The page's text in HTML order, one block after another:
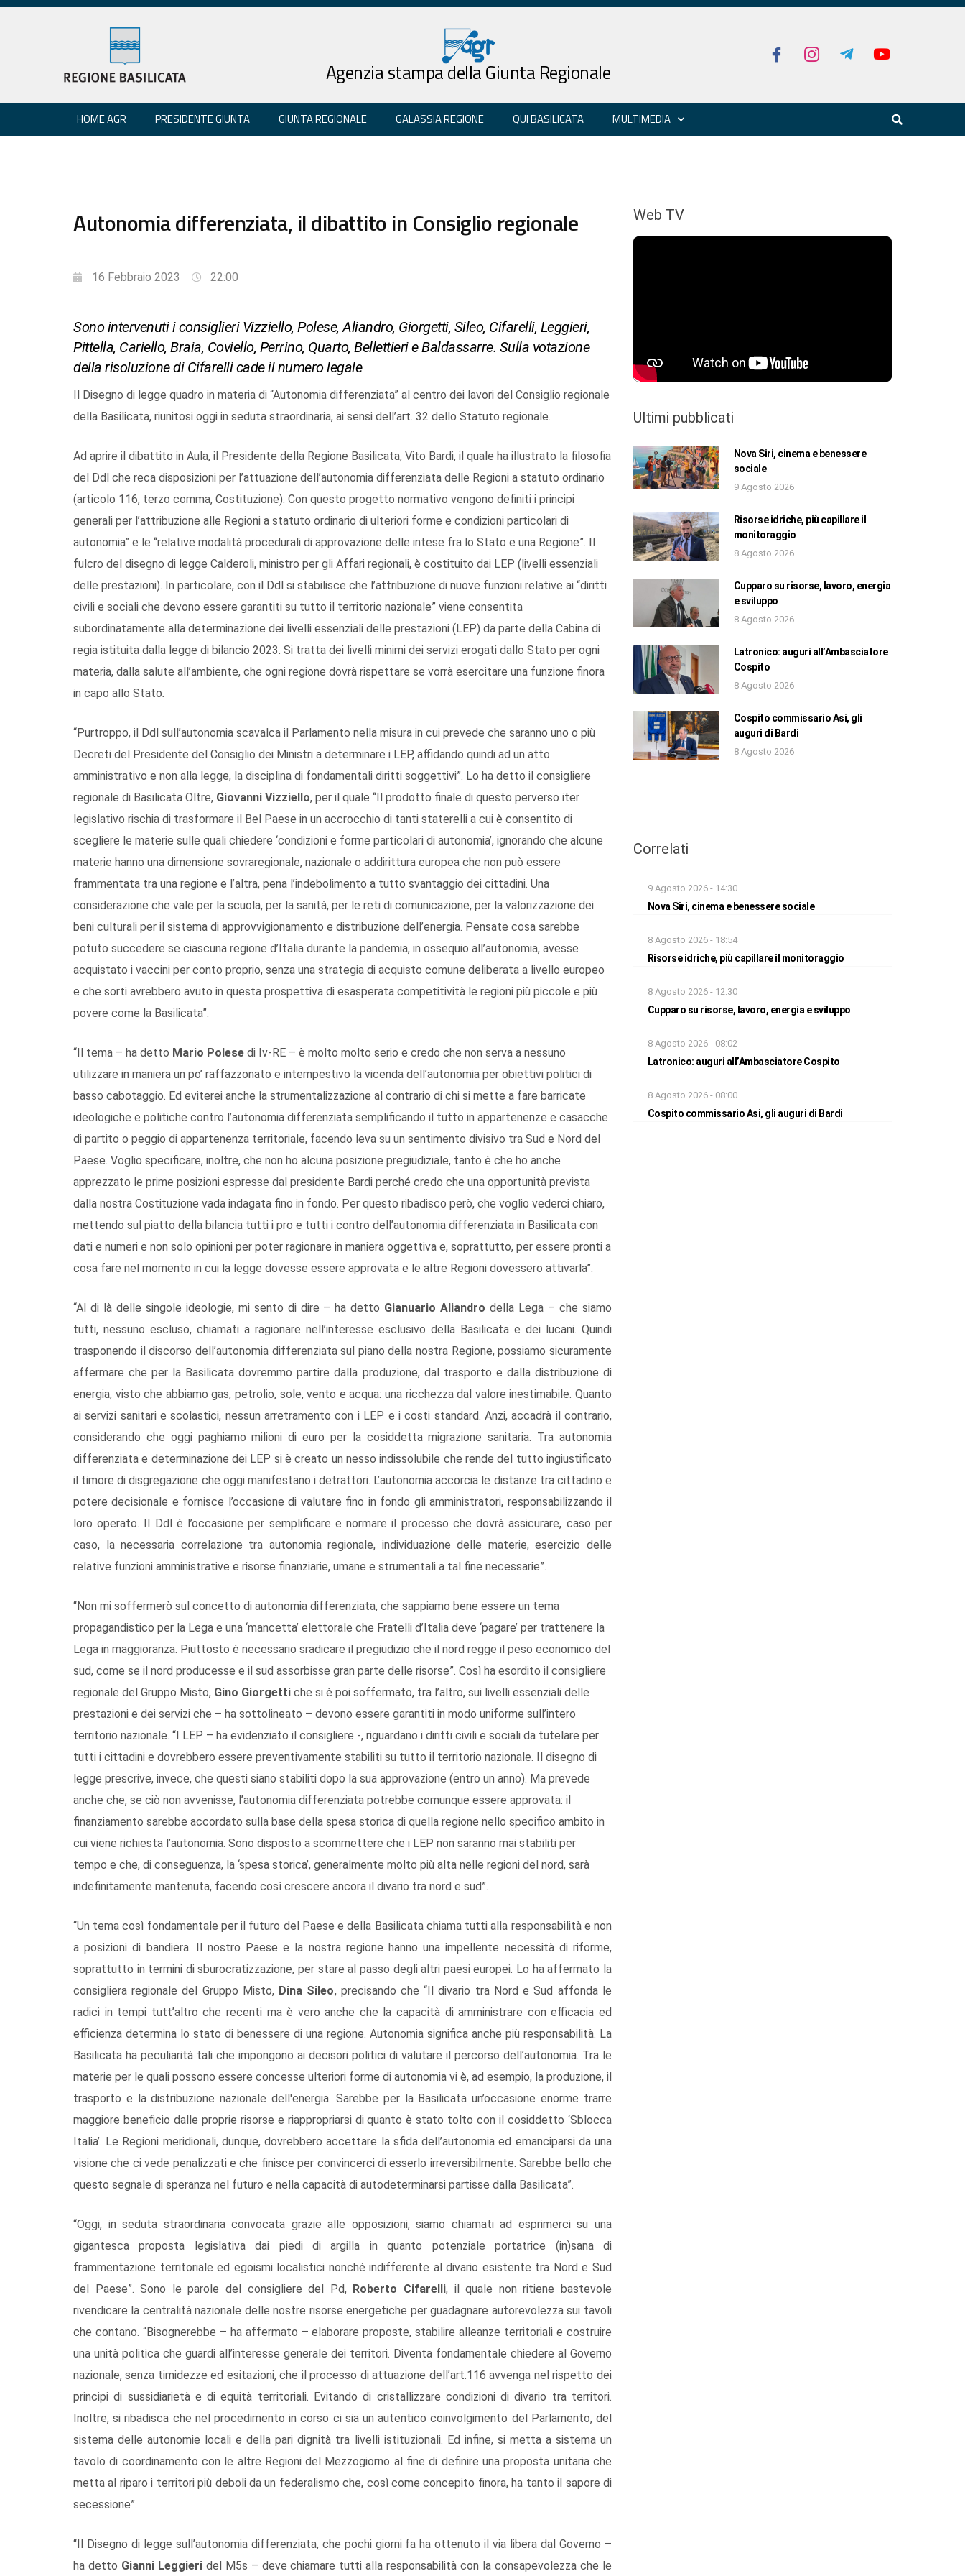
Agenzia stampa della Giunta Regionale
HOME AGR PRESIDENTE GIUNTA GIUNTA REGIONALE GALASSIA REGIONE QUI BASILICATA MULTIMEDIA
Autonomia differenziata, il dibattito in Consiglio regionale
16 Febbraio 2023 22:00
Sono intervenuti i consiglieri Vizziello, Polese, Aliandro, Giorgetti, Sileo, Cifarelli, Leggieri,
Pittella, Cariello, Braia, Coviello, Perrino, Quarto, Bellettieri e Baldassarre. Sulla votazione
della risoluzione di Cifarelli cade il numero legale
Il Disegno di legge quadro in materia di “Autonomia differenziata” al centro dei lavori del Consiglio regionale
della Basilicata, riunitosi oggi in seduta straordinaria, ai sensi dell’art. 32 dello Statuto regionale.
Ad aprire il dibattito in Aula, il Presidente della Regione Basilicata, Vito Bardi, il quale ha illustrato la filosofia
del Ddl che reca disposizioni per l’attuazione dell’autonomia differenziata delle Regioni a statuto ordinario
(articolo 116, terzo comma, Costituzione). Con questo progetto normativo vengono definiti i principi
generali per l’attribuzione alle Regioni a statuto ordinario di ulteriori forme e condizioni particolari di
autonomia” e le “relative modalità procedurali di approvazione delle intese fra lo Stato e una Regione”. Il
fulcro del disegno di legge Calderoli, ministro per gli Affari regionali, è costituito dai LEP (livelli essenziali
delle prestazioni). In particolare, con il Ddl si stabilisce che l’attribuzione di nuove funzioni relative ai “diritti
civili e sociali che devono essere garantiti su tutto il territorio nazionale” viene consentita
subordinatamente alla determinazione dei livelli essenziali delle prestazioni (LEP) da parte della Cabina di
regia istituita dalla legge di bilancio 2023. Si tratta dei livelli minimi dei servizi erogati dallo Stato per ogni
materia, dalla salute all’ambiente, che ogni regione dovrà rispettare se vorrà esercitare una funzione finora
in capo allo Stato.
“Purtroppo, il Ddl sull’autonomia scavalca il Parlamento nella misura in cui prevede che saranno uno o più
Decreti del Presidente del Consiglio dei Ministri a determinare i LEP, affidando quindi ad un atto
amministrativo e non alla legge, la disciplina di fondamentali diritti soggettivi”. Lo ha detto il consigliere
regionale di Basilicata Oltre, Giovanni Vizziello, per il quale “Il prodotto finale di questo perverso iter
legislativo rischia di trasformare il Bel Paese in un accrocchio di tanti staterelli a cui è consentito di
scegliere le materie sulle quali chiedere ‘condizioni e forme particolari di autonomia’, ignorando che alcune
materie hanno una dimensione sovraregionale, nazionale o addirittura europea che non può essere
frammentata tra una regione e l’altra, pena l’indebolimento a tutto svantaggio dei cittadini. Una
considerazione che vale per la scuola, per la sanità, per le reti di comunicazione, per la valorizzazione dei
beni culturali per il sistema di approvvigionamento e distribuzione dell’energia. Pensate cosa sarebbe
potuto succedere se ciascuna regione d’Italia durante la pandemia, in ossequio all’autonomia, avesse
acquistato i vaccini per conto proprio, senza una strategia di acquisto comune deliberata a livello europeo
e che sorti avrebbero avuto in questa prospettiva di esasperata competitività le regioni più piccole e più
povere come la Basilicata”.
“Il tema – ha detto Mario Polese di Iv-RE – è molto molto serio e credo che non serva a nessuno
utilizzare in maniera un po’ raffazzonato e intempestivo la vicenda dell’autonomia per obiettivi politici di
basso cabotaggio. Ed eviterei anche la strumentalizzazione al contrario di chi si mette a fare barricate
ideologiche e politiche contro l’autonomia differenziata semplificando il tutto in appartenenze e casacche
di partito o peggio di appartenenza territoriale, facendo leva su un sentimento divisivo tra Sud e Nord del
Paese. Voglio specificare, inoltre, che non ho alcuna posizione pregiudiziale, tanto è che ho anche
apprezzato le prime posizioni espresse dal presidente Bardi perché credo che una opportunità prevista
dalla nostra Costituzione vada indagata fino in fondo. Per questo ribadisco però, che voglio vederci chiaro,
mettendo sul piatto della bilancia tutti i pro e tutti i contro dell’autonomia differenziata in Basilicata con
dati e numeri e non solo opinioni per poter ragionare in maniera oggettiva e, soprattutto, per essere pronti a
cosa fare nel momento in cui la legge dovesse essere approvata e le altre Regioni dovessero attivarla”.
“Al di là delle singole ideologie, mi sento di dire – ha detto Gianuario Aliandro della Lega – che siamo
tutti, nessuno escluso, chiamati a ragionare nell’interesse esclusivo della Basilicata e dei lucani. Quindi
trasponendo il discorso dell’autonomia differenziata sul piano della nostra Regione, possiamo sicuramente
affermare che per la Basilicata dovremmo partire dalla produzione, dal trasporto e dalla distribuzione di
energia, visto che abbiamo gas, petrolio, sole, vento e acqua: una ricchezza dal valore inestimabile. Quanto
ai servizi sanitari e scolastici, nessun arretramento con i LEP e i costi standard. Anzi, accadrà il contrario,
considerando che oggi paghiamo milioni di euro per la cosiddetta migrazione sanitaria. Tra autonomia
differenziata e determinazione dei LEP si è creato un nesso indissolubile che rende del tutto ingiustificato
il timore di disgregazione che oggi manifestano i detrattori. L’autonomia accorcia le distanze tra cittadino e
potere decisionale e fornisce l’occasione di valutare fino in fondo gli amministratori, responsabilizzando il
loro operato. Il Ddl è l’occasione per semplificare e normare il processo che dovrà assicurare, caso per
caso, la necessaria correlazione tra autonomia regionale, individuazione delle materie, esercizio delle
relative funzioni amministrative e risorse finanziarie, umane e strumentali a tal fine necessarie”.
“Non mi soffermerò sul concetto di autonomia differenziata, che sappiamo bene essere un tema
propagandistico per la Lega e una ‘mancetta’ elettorale che Fratelli d’Italia deve ‘pagare’ per trattenere la
Lega in maggioranza. Piuttosto è necessario sradicare il pregiudizio che il nord regge il peso economico del
sud, come se il nord producesse e il sud assorbisse gran parte delle risorse”. Così ha esordito il consigliere
regionale del Gruppo Misto, Gino Giorgetti che si è poi soffermato, tra l’altro, sui livelli essenziali delle
prestazioni e dei servizi che – ha sottolineato – devono essere garantiti in modo uniforme sull’intero
territorio nazionale. “I LEP – ha evidenziato il consigliere -, riguardano i diritti civili e sociali da tutelare per
tutti i cittadini e dovrebbero essere preventivamente stabiliti su tutto il territorio nazionale. Il disegno di
legge prescrive, invece, che questi siano stabiliti dopo la sua approvazione (entro un anno). Ma prevede
anche che, se ciò non avvenisse, l’autonomia differenziata potrebbe comunque essere approvata: il
finanziamento sarebbe accordato sulla base della spesa storica di quella regione nello specifico ambito in
cui viene richiesta l’autonomia. Sono disposto a scommettere che i LEP non saranno mai stabiliti per
tempo e che, di conseguenza, la ‘spesa storica’, generalmente molto più alta nelle regioni del nord, sarà
indefinitamente mantenuta, facendo così crescere ancora il divario tra nord e sud”.
“Un tema così fondamentale per il futuro del Paese e della Basilicata chiama tutti alla responsabilità e non
a posizioni di bandiera. Il nostro Paese e la nostra regione hanno una impellente necessità di riforme,
soprattutto in termini di sburocratizzazione, per stare al passo degli altri paesi europei. Lo ha affermato la
consigliera regionale del Gruppo Misto, Dina Sileo, precisando che “Il divario tra Nord e Sud affonda le
radici in tempi tutt’altro che recenti ma è vero anche che la capacità di amministrare con efficacia ed
efficienza determina lo stato di benessere di una regione. Autonomia significa anche più responsabilità. La
Basilicata ha peculiarità tali che impongono ai decisori politici di valutare il percorso dell’autonomia. Tra le
materie per le quali possono essere concesse ulteriori forme di autonomia vi è, ad esempio, la produzione, il
trasporto e la distribuzione nazionale dell'energia. Sarebbe per la Basilicata un’occasione enorme trarre
maggiore beneficio dalle proprie risorse e riappropriarsi di quanto è stato tolto con il cosiddetto ‘Sblocca
Italia’. Le Regioni meridionali, dunque, dovrebbero accettare la sfida dell’autonomia ed emanciparsi da una
visione che ci vede penalizzati e che finisce per convincerci di esserlo irreversibilmente. Sarebbe bello che
questo segnale di speranza nel futuro e nella capacità di autodeterminarsi partisse dalla Basilicata”.
“Oggi, in seduta straordinaria convocata grazie alle opposizioni, siamo chiamati ad esprimerci su una
gigantesca proposta legislativa dai piedi di argilla in quanto potenziale portatrice (in)sana di
frammentazione territoriale ed egoismi localistici nonché indifferente al divario esistente tra Nord e Sud
del Paese”. Sono le parole del consigliere del Pd, Roberto Cifarelli, il quale non ritiene bastevole
rivendicare la centralità nazionale delle nostre risorse energetiche per guadagnare autorevolezza sui tavoli
che contano. “Bisognerebbe – ha affermato – elaborare proposte, stabilire alleanze territoriali e costruire
una unità politica che guardi all’interesse generale dei territori. Diventa fondamentale chiedere al Governo
nazionale, senza timidezze ed esitazioni, che il processo di attuazione dell’art.116 avvenga nel rispetto dei
principi di sussidiarietà e di equità territoriali. Evitando di cristallizzare condizioni di divario tra territori.
Inoltre, si ribadisca che nel procedimento in corso ci sia un autentico coinvolgimento del Parlamento, del
sistema delle autonomie locali e della pari dignità tra livelli istituzionali. Ed infine, si metta a sistema un
tavolo di coordinamento con le altre Regioni del Mezzogiorno al fine di definire una proposta unitaria che
metta al riparo i territori più deboli da un federalismo che, così come concepito finora, ha tanto il sapore di
secessione”.
“Il Disegno di legge sull’autonomia differenziata, che pochi giorni fa ha ottenuto il via libera dal Governo –
ha detto Gianni Leggieridel M5s – deve chiamare tutti alla responsabilità con la consapevolezza che le
Web TV
Ultimi pubblicati
Nova Siri, cinema e benessere
sociale
9 Agosto 2026
Risorse idriche, più capillare il
monitoraggio
8 Agosto 2026
Cupparo su risorse, lavoro, energia
e sviluppo
8 Agosto 2026
Latronico: auguri all’Ambasciatore
Cospito
8 Agosto 2026
Cospito commissario Asi, gli
auguri di Bardi
8 Agosto 2026
Correlati
9 Agosto 2026 - 14:30
Nova Siri, cinema e benessere sociale
8 Agosto 2026 - 18:54
Risorse idriche, più capillare il monitoraggio
8 Agosto 2026 - 12:30
Cupparo su risorse, lavoro, energia e sviluppo
8 Agosto 2026 - 08:02
Latronico: auguri all’Ambasciatore Cospito
8 Agosto 2026 - 08:00
Cospito commissario Asi, gli auguri di Bardi